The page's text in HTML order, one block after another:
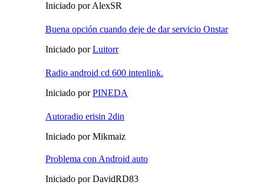
Iniciado por AlexSR
Buena opción cuando deje de dar servicio Onstar
Iniciado porLuitorr
Radio android cd 600 intenlink.
Iniciado porPINEDA
Autoradio erisin 2din
Iniciado por Mikmaiz
Problema con Android auto
Iniciado por DavidRD83